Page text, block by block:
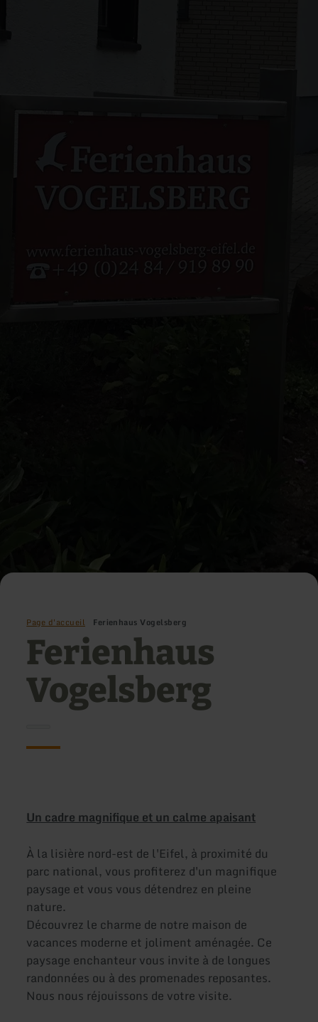
Page d'accueil Ferienhaus Vogelsberg
Ferienhaus
Vogelsberg
Un cadre magnifique et un calme apaisant
À la lisière nord-est de l'Eifel, à proximité du
parc national, vous profiterez d'un magnifique
paysage et vous vous détendrez en pleine
nature.
Découvrez le charme de notre maison de
vacances moderne et joliment aménagée. Ce
paysage enchanteur vous invite à de longues
randonnées ou à des promenades reposantes.
Nous nous réjouissons de votre visite.